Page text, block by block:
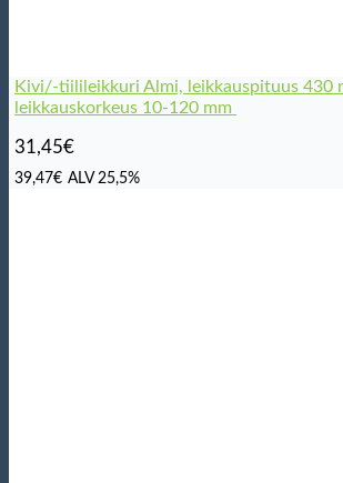
Kivi/-tiilileikkuri Almi, leikkauspituus 430
leikkauskorkeus 10-120 mm
31,45€
39,47€ ALV 25,5%